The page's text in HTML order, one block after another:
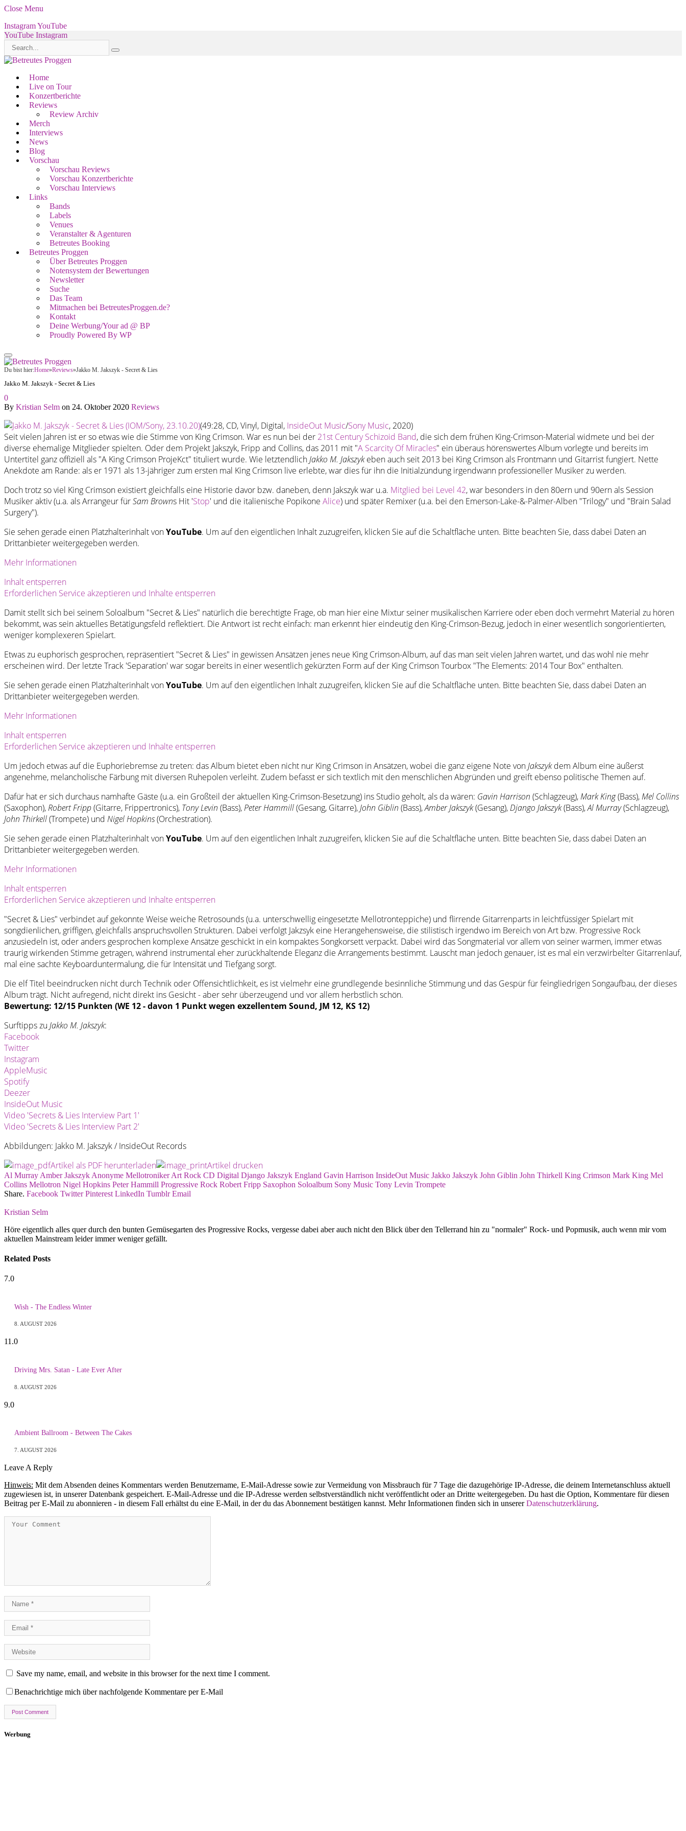
Close Menu
InstagramYouTube
YouTube Instagram
Home
Live on Tour
Konzertberichte
Reviews
Review Archiv
Merch
Interviews
News
Blog
Vorschau
Vorschau Reviews
Vorschau Konzertberichte
Vorschau Interviews
Links
Bands
Labels
Venues
Veranstalter & Agenturen
Betreutes Booking
Betreutes Proggen
Über Betreutes Proggen
Notensystem der Bewertungen
Newsletter
Suche
Das Team
Mitmachen bei BetreutesProggen.de?
Kontakt
Deine Werbung/Your ad @ BP
Proudly Powered By WP
Du bist hier:Home»Reviews»Jakko M. Jakszyk - Secret & Lies
Jakko M. Jakszyk - Secret & Lies
0
By Kristian Selm on 24. Oktober 2020 Reviews
(49:28, CD, Vinyl, Digital, InsideOut Music/Sony Music, 2020)
Seit vielen Jahren ist er so etwas wie die Stimme von King Crimson. War es nun bei der 21st Century Schizoid Band, die sich dem frühen King-Crimson-Material widmete und bei der
diverse ehemalige Mitglieder spielten. Oder dem Projekt Jakszyk, Fripp and Collins, das 2011 mit "A Scarcity Of Miracles" ein überaus hörenswertes Album vorlegte und bereits im
Untertitel ganz offiziell als "A King Crimson ProjeKct" tituliert wurde. Wie letztendlichJakko M. Jakszykeben auch seit 2013 bei King Crimson als Frontmann und Gitarrist fungiert. Nette
Anekdote am Rande: als er 1971 als 13-jähriger zum ersten mal King Crimson live erlebte, war dies für ihn die Initialzündung irgendwann professioneller Musiker zu werden.
Doch trotz so viel King Crimson existiert gleichfalls eine Historie davor bzw. daneben, denn Jakszyk war u.a. Mitglied bei Level 42, war besonders in den 80ern und 90ern als Session
Musiker aktiv (u.a. als Arrangeur fürSam Browns Hit 'Stop' und die italienische Popikone Alice) und später Remixer (u.a. bei den Emerson-Lake-&-Palmer-Alben "Trilogy" und "Brain Salad
Surgery").
Sie sehen gerade einen Platzhalterinhalt vonYouTube. Um auf den eigentlichen Inhalt zuzugreifen, klicken Sie auf die Schaltfläche unten. Bitte beachten Sie, dass dabei Daten an
Drittanbieter weitergegeben werden.
Mehr Informationen
Inhalt entsperren
Erforderlichen Service akzeptieren und Inhalte entsperren
Damit stellt sich bei seinem Soloalbum "Secret & Lies" natürlich die berechtigte Frage, ob man hier eine Mixtur seiner musikalischen Karriere oder eben doch vermehrt Material zu hören
bekommt, was sein aktuelles Betätigungsfeld reflektiert. Die Antwort ist recht einfach: man erkennt hier eindeutig den King-Crimson-Bezug, jedoch in einer wesentlich songorientierten,
weniger komplexeren Spielart.
Etwas zu euphorisch gesprochen, repräsentiert "Secret & Lies" in gewissen Ansätzen jenes neue King Crimson-Album, auf das man seit vielen Jahren wartet, und das wohl nie mehr
erscheinen wird. Der letzte Track 'Separation' war sogar bereits in einer wesentlich gekürzten Form auf der King Crimson Tourbox "The Elements: 2014 Tour Box" enthalten.
Sie sehen gerade einen Platzhalterinhalt vonYouTube. Um auf den eigentlichen Inhalt zuzugreifen, klicken Sie auf die Schaltfläche unten. Bitte beachten Sie, dass dabei Daten an
Drittanbieter weitergegeben werden.
Mehr Informationen
Inhalt entsperren
Erforderlichen Service akzeptieren und Inhalte entsperren
Um jedoch etwas auf die Euphoriebremse zu treten: das Album bietet eben nicht nur King Crimson in Ansätzen, wobei die ganz eigene Note vonJakszykdem Album eine äußerst
angenehme, melancholische Färbung mit diversen Ruhepolen verleiht. Zudem befasst er sich textlich mit den menschlichen Abgründen und greift ebenso politische Themen auf.
Dafür hat er sich durchaus namhafte Gäste (u.a. ein Großteil der aktuellen King-Crimson-Besetzung) ins Studio geholt, als da wären: Gavin Harrison (Schlagzeug), Mark King(Bass), Mel Collins
(Saxophon),Robert Fripp(Gitarre, Frippertronics), Tony Levin (Bass),Peter Hammill(Gesang, Gitarre),John Giblin (Bass),Amber Jakszyk(Gesang),Django Jakszyk(Bass),Al Murray(Schlagzeug),
John Thirkell(Trompete) und Nigel Hopkins(Orchestration).
Sie sehen gerade einen Platzhalterinhalt vonYouTube. Um auf den eigentlichen Inhalt zuzugreifen, klicken Sie auf die Schaltfläche unten. Bitte beachten Sie, dass dabei Daten an
Drittanbieter weitergegeben werden.
Mehr Informationen
Inhalt entsperren
Erforderlichen Service akzeptieren und Inhalte entsperren
"Secret & Lies" verbindet auf gekonnte Weise weiche Retrosounds (u.a. unterschwellig eingesetzte Mellotronteppiche) und flirrende Gitarrenparts in leichtfüssiger Spielart mit
songdienlichen, griffigen, gleichfalls anspruchsvollen Strukturen. Dabei verfolgt Jakzsyk eine Herangehensweise, die stilistisch irgendwo im Bereich von Art bzw. Progressive Rock
anzusiedeln ist, oder anders gesprochen komplexe Ansätze geschickt in ein kompaktes Songkorsett verpackt. Dabei wird das Songmaterial vor allem von seiner warmen, immer etwas
traurig wirkenden Stimme getragen, während instrumental eher zurückhaltende Eleganz die Arrangements bestimmt. Lauscht man jedoch genauer, ist es mal ein verzwirbelter Gitarrenlauf,
mal eine sachte Keyboarduntermalung, die für Intensität und Tiefgang sorgt.
Die elf Titel beeindrucken nicht durch Technik oder Offensichtlichkeit, es ist vielmehr eine grundlegende besinnliche Stimmung und das Gespür für feingliedrigen Songaufbau, der dieses
Album trägt. Nicht aufregend, nicht direkt ins Gesicht - aber sehr überzeugend und vor allem herbstlich schön.
Bewertung: 12/15 Punkten (WE 12 - davon 1 Punkt wegen exzellentem Sound, JM 12, KS 12)
Surftipps zu Jakko M. Jakszyk:
Facebook
Twitter
Instagram
AppleMusic
Spotify
Deezer
InsideOut Music
Video 'Secrets & Lies Interview Part 1'
Video 'Secrets & Lies Interview Part 2'
Abbildungen: Jakko M. Jakszyk / InsideOut Records
Artikel als PDF herunterladen
Artikel drucken
Al Murray Amber Jakszyk Anonyme Mellotroniker Art Rock CD Digital Django Jakszyk England Gavin Harrison InsideOut Music Jakko Jakszyk John Giblin John Thirkell King Crimson Mark King Mel
Collins Mellotron Nigel Hopkins Peter Hammill Progressive Rock Robert Fripp Saxophon Soloalbum Sony Music Tony Levin Trompete
Share. Facebook Twitter Pinterest LinkedIn Tumblr Email
Kristian Selm
Höre eigentlich alles quer durch den bunten Gemüsegarten des Progressive Rocks, vergesse dabei aber auch nicht den Blick über den Tellerrand hin zu "normaler" Rock- und Popmusik, auch wenn mir vom
aktuellen Mainstream leider immer weniger gefällt.
Related Posts
7.0
Wish - The Endless Winter
8. AUGUST 2026
11.0
Driving Mrs. Satan - Late Ever After
8. AUGUST 2026
9.0
Ambient Ballroom - Between The Cakes
7. AUGUST 2026
Leave A Reply
Hinweis: Mit dem Absenden deines Kommentars werden Benutzername, E-Mail-Adresse sowie zur Vermeidung von Missbrauch für 7 Tage die dazugehörige IP-Adresse, die deinem Internetanschluss aktuell
zugewiesen ist, in unserer Datenbank gespeichert. E-Mail-Adresse und die IP-Adresse werden selbstverständlich nicht veröffentlicht oder an Dritte weitergegeben. Du hast die Option, Kommentare für diesen
Beitrag per E-Mail zu abonnieren - in diesem Fall erhältst du eine E-Mail, in der du das Abonnement bestätigen kannst. Mehr Informationen finden sich in unsererDatenschutzerklärung.
Save my name, email, and website in this browser for the next time I comment.
Benachrichtige mich über nachfolgende Kommentare per E-Mail
Werbung